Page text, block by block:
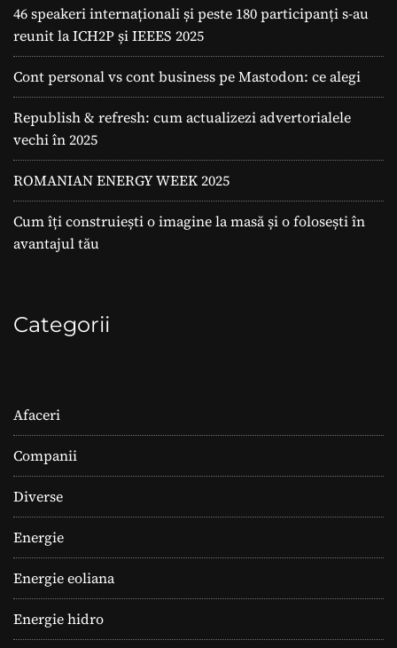
46 speakeri internaționali și peste 180 participanți s-au
reunit la ICH2P și IEEES 2025
Cont personal vs cont business pe Mastodon: ce alegi
Republish & refresh: cum actualizezi advertorialele
vechi în 2025
ROMANIAN ENERGY WEEK 2025
Cum îți construiești o imagine la masă și o folosești în
avantajul tău
Categorii
Afaceri
Companii
Diverse
Energie
Energie eoliana
Energie hidro